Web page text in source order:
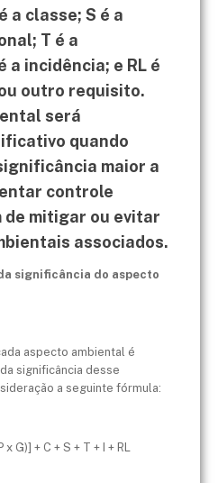
a classe; S é a
T é a
a incidência; e RL é
outro requisito.
será
quando
maior a
controle
de mitigar ou evitar
associados.
significância do aspecto
aspecto ambiental é
significância desse
a seguinte fórmula:
G)] + C + S + T + I + RL